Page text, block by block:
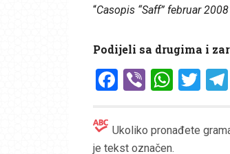
“Casopis “Saff” februar 2008
Podijeli sa drugima i
Facebook
Viber
Ukoliko pronađete
je tekst označen.